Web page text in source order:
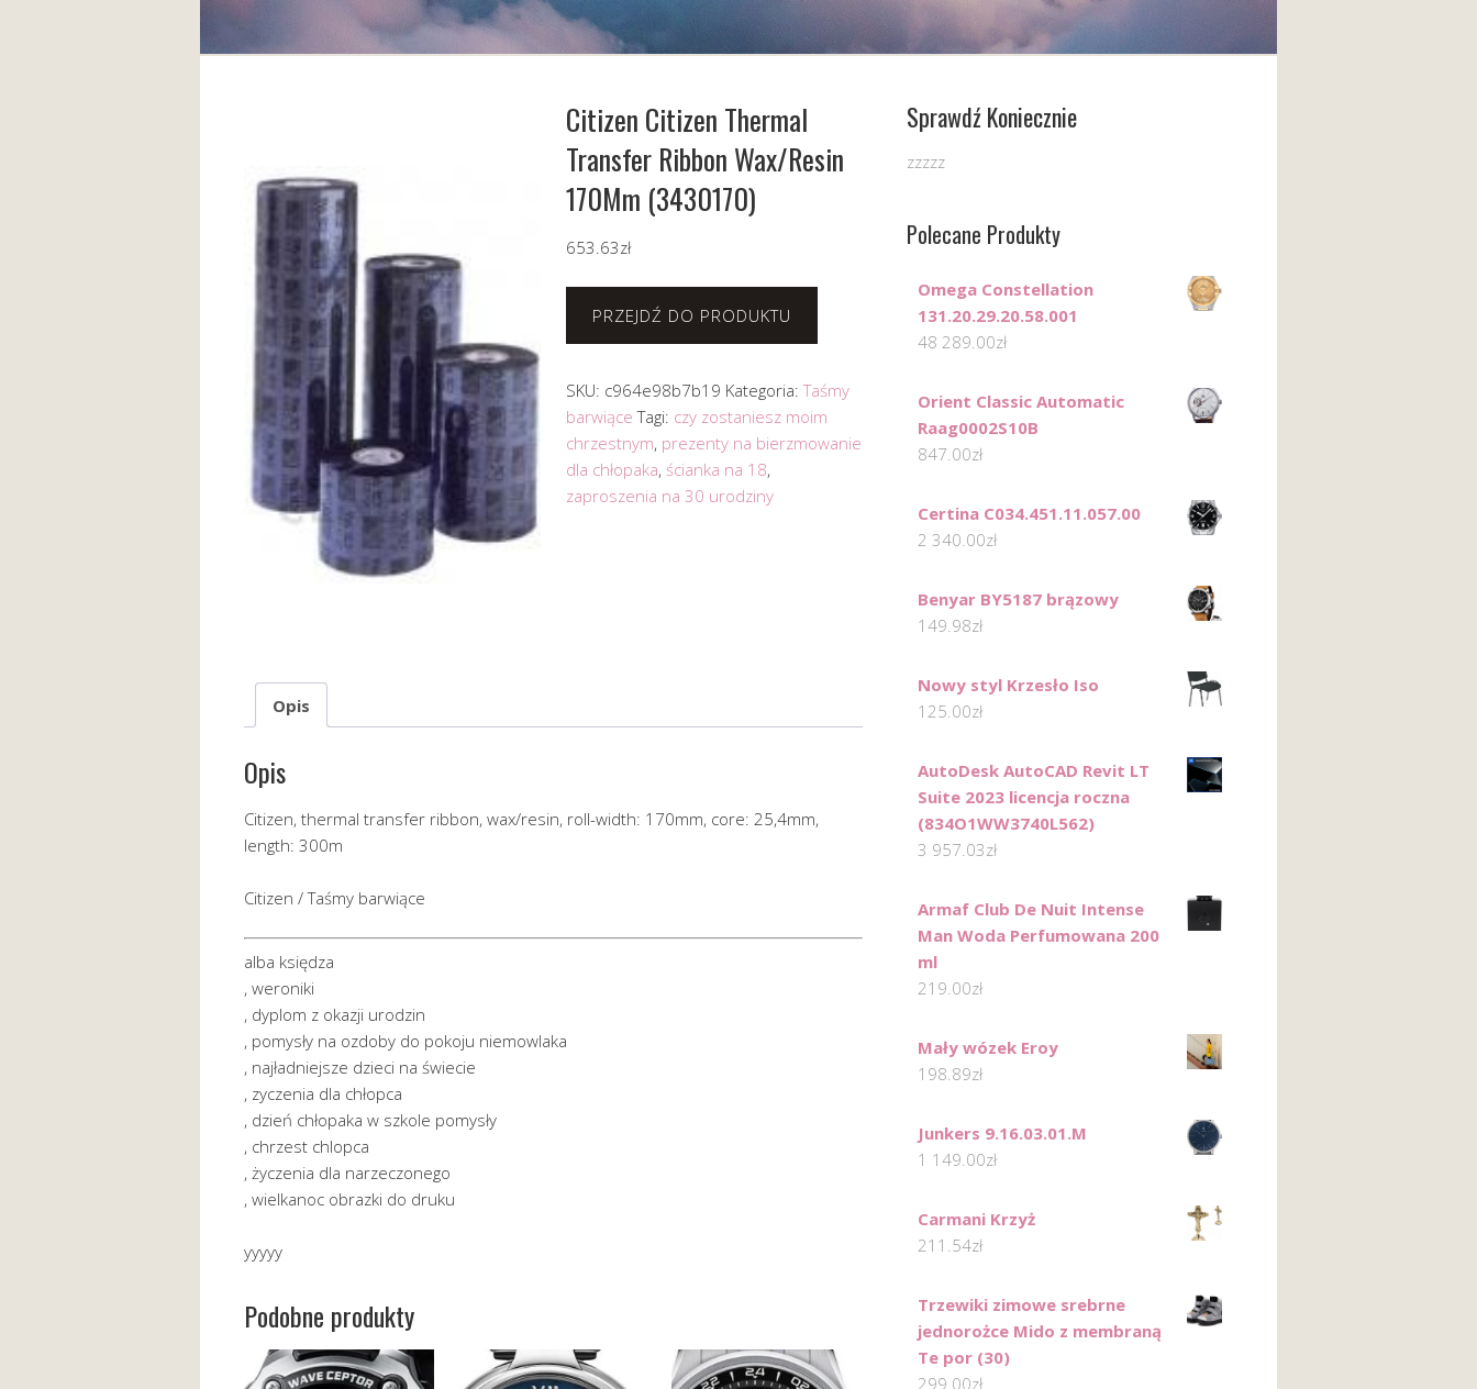
Citizen Citizen Thermal
Transfer Ribbon Wax/Resin
170Mm (3430170)
653.63zł
PRZEJDŹ DO PRODUKTU
SKU: c964e98b7b19 Kategoria:Taśmy
barwiące Tagi: czy zostaniesz moim
chrzestnym, prezenty na bierzmowanie
dla chłopaka, ścianka na 18,
zaproszenia na 30 urodziny
Opis
Opis
Citizen, thermal transfer ribbon, wax/resin, roll-width: 170mm, core: 25,4mm,
length: 300m
Citizen / Taśmy barwiące
alba księdza
, weroniki
, dyplom z okazji urodzin
, pomysły na ozdoby do pokoju niemowlaka
, najładniejsze dzieci na świecie
, zyczenia dla chłopca
, dzień chłopaka w szkole pomysły
, chrzest chlopca
, życzenia dla narzeczonego
, wielkanoc obrazki do druku
yyyyy
Podobne produkty
Sprawdź Koniecznie
zzzzz
Polecane Produkty
Omega Constellation
131.20.29.20.58.001
48 289.00zł
Orient Classic Automatic
Raag0002S10B
847.00zł
Certina C034.451.11.057.00
2 340.00zł
Benyar BY5187 brązowy
149.98zł
Nowy styl Krzesło Iso
125.00zł
AutoDesk AutoCAD Revit LT
Suite 2023 licencja roczna
(834O1WW3740L562)
3 957.03zł
Armaf Club De Nuit Intense
Man Woda Perfumowana 200
ml
219.00zł
Mały wózek Eroy
198.89zł
Junkers 9.16.03.01.M
1 149.00zł
Carmani Krzyż
211.54zł
Trzewiki zimowe srebrne
jednorożce Mido z membraną
Te por (30)
299.00zł